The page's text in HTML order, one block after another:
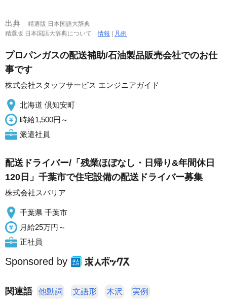
出典
精選版 日本国語大辞典
精選版 日本国語大辞典について情報 凡例
プロパンガスの配送補助/石油製品販売会社でのお仕
事です
株式会社スタッフサービス エンジニアガイド
北海道 倶知安町
時給1,500円～
派遣社員
配送ドライバー/「残業ほぼなし・日帰り&年間休日
120日」千葉市で住宅設備の配送ドライバー募集
株式会社スパリア
千葉県 千葉市
月給25万円～
正社員
Sponsored by
関連語 他動詞 文語形 木沢 実例